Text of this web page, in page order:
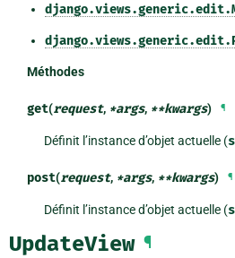
Méthodes
get(request, *args, **kwargs) ¶
Définit l’instance d’objet actuelle (
post(request, *args, **kwargs) ¶
Définit l’instance d’objet actuelle (
UpdateView ¶